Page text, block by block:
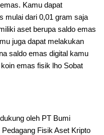
Kamu dapat
mulai dari 0,01 gram saja
aset berupa saldo emas
juga dapat melakukan
saldo emas digital kamu
emas fisik lho Sobat
oleh PT Bumi
Fisik Aset Kripto